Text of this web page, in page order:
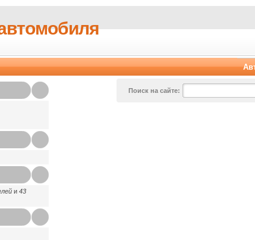
Поиск на сайте:
и 43